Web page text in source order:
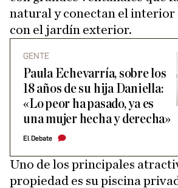
natural y conectan el interior
con el jardín exterior.
GENTE
Paula Echevarría, sobre los
18 años de su hija Daniella:
«Lo peor ha pasado, ya es
una mujer hecha y derecha»
El Debate
Uno de los principales
propiedad es su piscina